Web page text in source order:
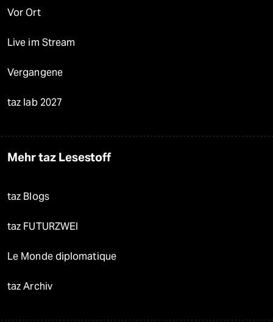
Vor Ort
Live im Stream
Vergangene
taz lab 2027
Mehr taz Lesestoff
taz Blogs
taz FUTURZWEI
Le Monde diplomatique
taz Archiv